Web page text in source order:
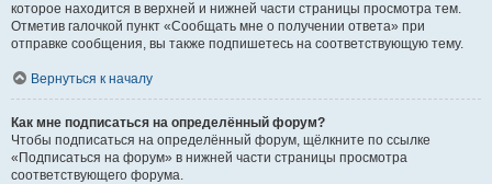
которое находится в верхней и нижней части страницы просмотра тем.
Отметив галочкой пункт «Сообщать мне о получении ответа» при
отправке сообщения, вы также подпишетесь на соответствующую тему.
Вернуться к началу
Как мне подписаться на определённый форум?
Чтобы подписаться на определённый форум, щёлкните по ссылке
«Подписаться на форум» в нижней части страницы просмотра
соответствующего форума.